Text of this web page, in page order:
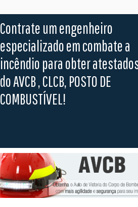
Contrate um engenheiro
especializado em combate a
incêndio para obter
do AVCB , CLCB, POSTO DE
COMBUSTÍVEL!